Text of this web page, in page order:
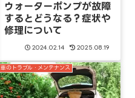
ウォーターポンプが故障
するとどうなる？症状や
修理について
2024.02.14 2025.08.19
車のトラブル・メンテナンス